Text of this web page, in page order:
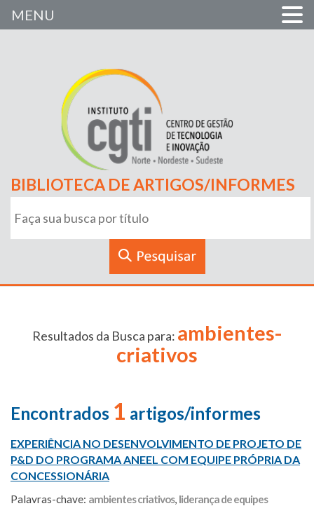
BIBLIOTECA DE ARTIGOS/INFORMES
Resultados da Busca para: ambientes-
criativos
Encontrados 1 artigos/informes
EXPERIÊNCIA NO DESENVOLVIMENTO DE PROJETO DE
P&D DO PROGRAMA ANEEL COM EQUIPE PRÓPRIA DA
CONCESSIONÁRIA
Palavras-chave: ambientes criativos, liderança de equipes
MENU